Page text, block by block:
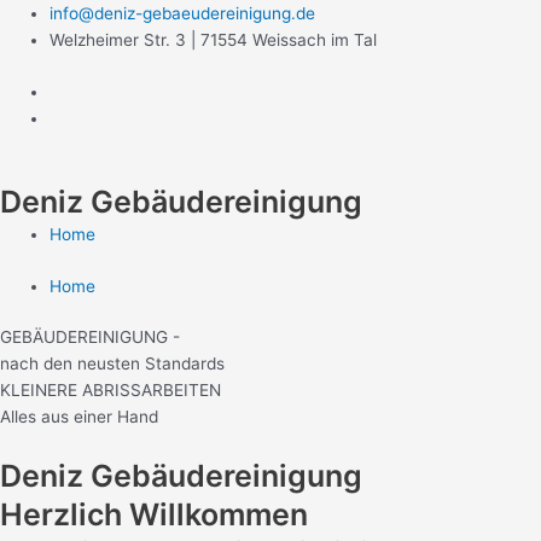
Zum
Inhalt
info@deniz-gebaeudereinigung.de
Welzheimer Str. 3 | 71554 Weissach im Tal
Deniz Gebäudereinigung
Home
Home
GEBÄUDEREINIGUNG -
nach den neusten Standards
KLEINERE ABRISSARBEITEN
Alles aus einer Hand
Deniz Gebäudereinigung
Herzlich Willkommen